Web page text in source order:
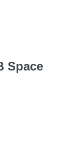
Space